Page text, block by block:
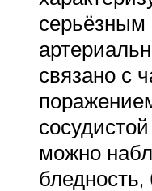
связано с
можно
бледность,